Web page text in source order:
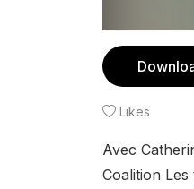
Likes
Avec
Coalition